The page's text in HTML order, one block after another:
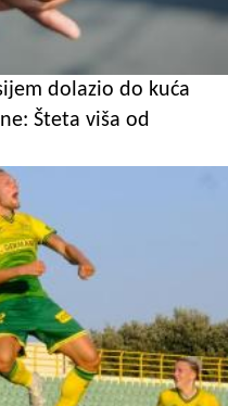
dolazio do kuća
Šteta viša od